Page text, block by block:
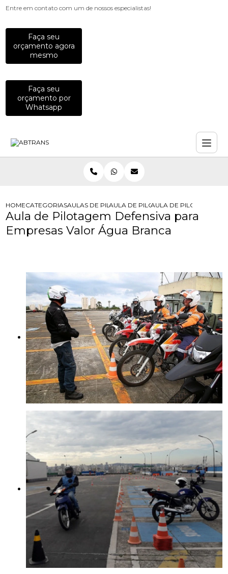
Entre em contato com um de nossos especialistas!
Faça seu
orçamento agora
mesmo
Faça seu
orçamento por
Whatsapp
HOMECATEGORIASAULAS DE PILOTAGEM PARA EMPRESAS
AULA DE PILOTAGEM DEFENSIVA
AULA DE PILOTAGEM
Aula de Pilotagem Defensiva para
Empresas Valor Água Branca